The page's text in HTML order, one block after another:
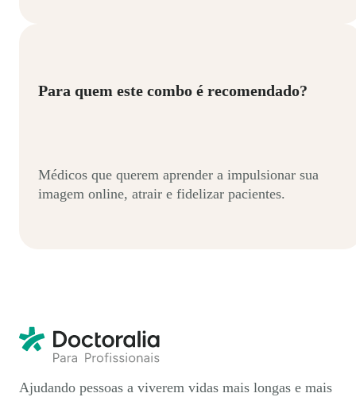
Para quem este combo é recomendado?
Médicos que querem aprender a impulsionar sua
imagem online, atrair e fidelizar pacientes.
Ajudando pessoas a viverem vidas mais longas e mais